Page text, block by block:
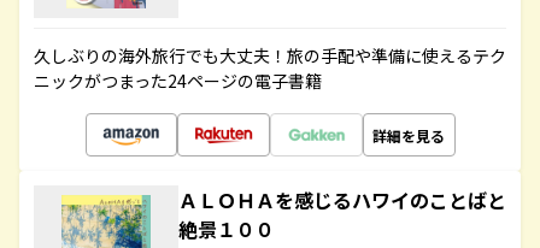
久しぶりの海外旅行でも大丈夫！旅の手配や準備に使えるテク
ニックがつまった24ページの電子書籍
詳細を見る
ＡＬＯＨＡを感じるハワイのことばと
絶景１００